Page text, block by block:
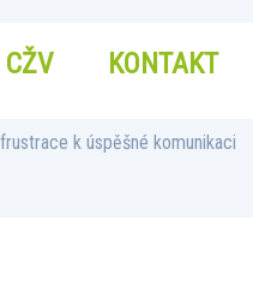
KONTAKT
k úspěšné komunikaci